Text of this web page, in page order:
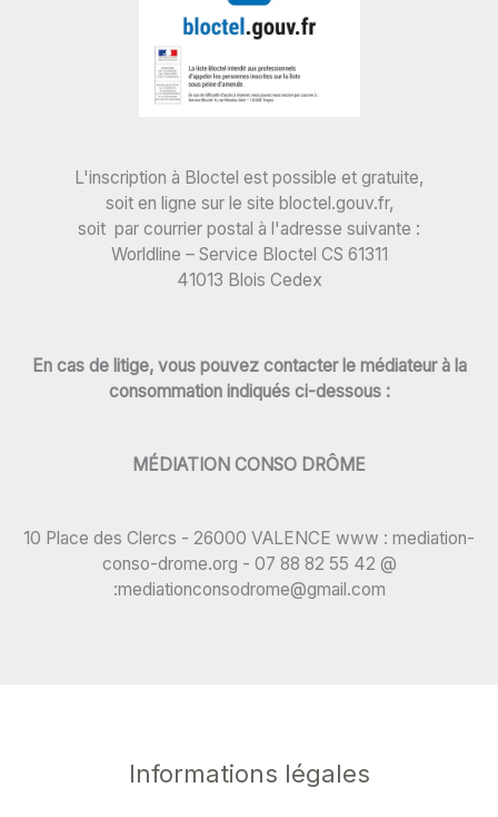
L'inscription à Bloctel est possible et gratuite,
soit en ligne sur le site bloctel.gouv.fr,
soit par courrier postal à l'adresse suivante :
Worldline – Service Bloctel CS 61311
41013 Blois Cedex
En cas de litige, vous pouvez contacter le médiateur à la
consommation indiqués ci-dessous :
MÉDIATION CONSO DRÔME
10 Place des Clercs - 26000 VALENCE www : mediation-
conso-drome.org - 07 88 82 55 42 @
:mediationconsodrome@gmail.com
Informations légales